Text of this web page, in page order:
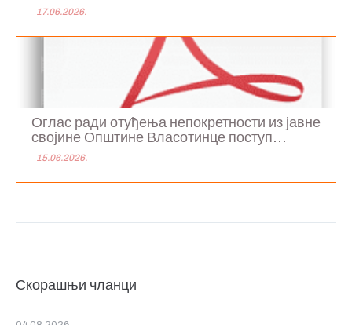
17.06.2026.
Оглас ради отуђења непокретности из јавне
својине Општине Власотинце поступ...
15.06.2026.
Скорашњи чланци